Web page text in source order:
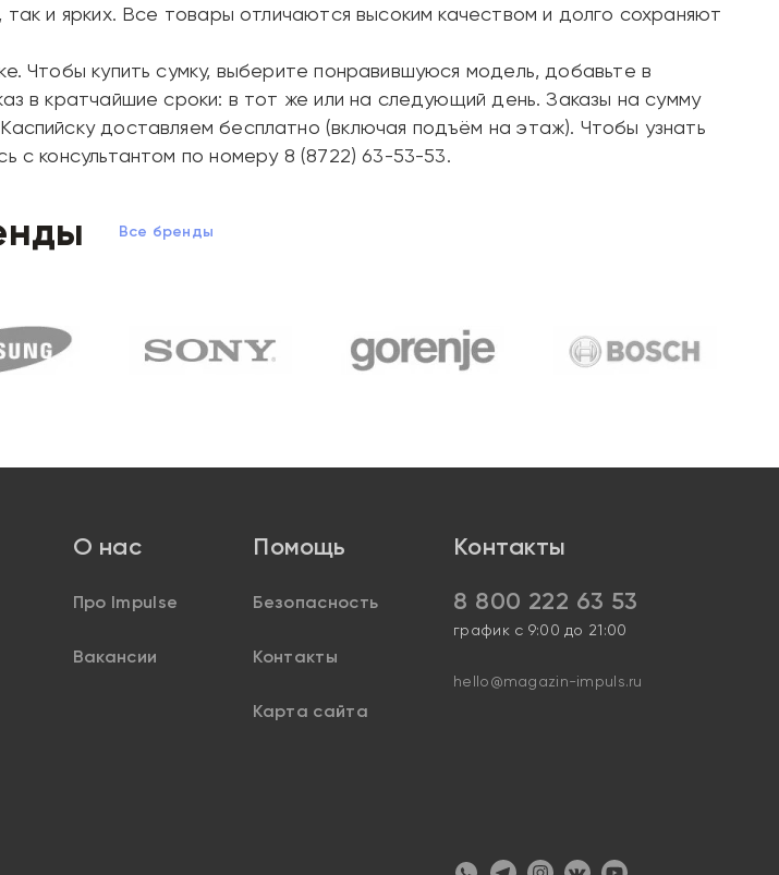
так и ярких. Все товары отличаются высоким качеством и долго сохраняют
Чтобы купить сумку, выберите понравившуюся модель, добавьте в
в кратчайшие сроки: в тот же или на следующий день. Заказы на сумму
доставляем бесплатно (включая подъём на этаж). Чтобы узнать
с консультантом по номеру 8 (8722) 63-53-53.
Все бренды
О нас
Про Impulse
Вакансии
Помощь
Безопасность
Контакты
Карта сайта
Контакты
8 800 222 63 53
график с 9:00 до 21:00
hello@magazin-impuls.ru